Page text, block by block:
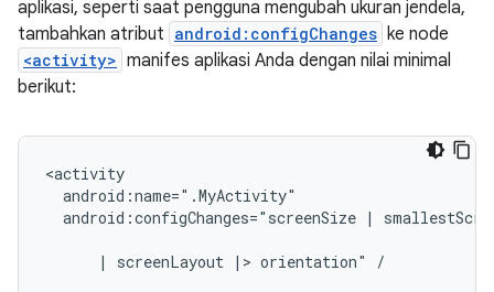
aplikasi, seperti saat pengguna mengubah ukuran jendela,
tambahkan atribut android:configChanges ke node
<activity> manifes aplikasi Anda dengan nilai minimal
berikut:
android:configChanges="screenSize |
| screenLayout |> orientation"